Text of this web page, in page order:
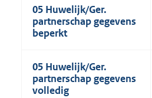
05 Huwelijk/Ger.
partnerschap gegevens
beperkt
05 Huwelijk/Ger.
partnerschap gegevens
volledig